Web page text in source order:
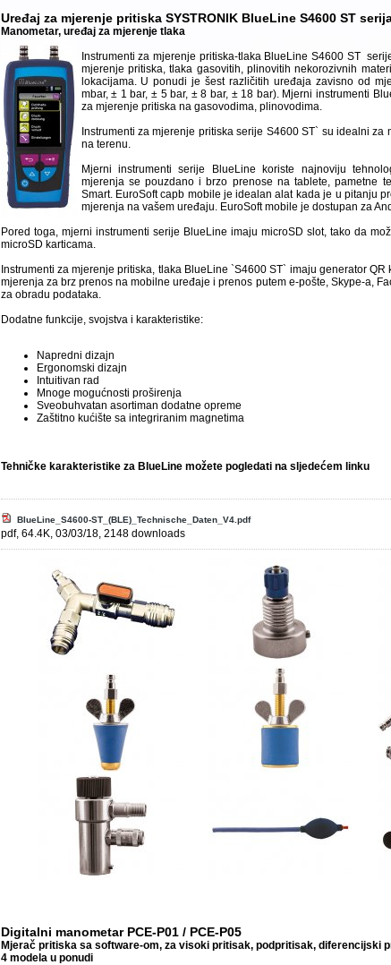
Uređaj za mjerenje pritiska SYSTRONIK BlueLine S4600 ST
Manometar, uređaj za mjerenje tlaka
Instrumenti za mjerenje pritiska-tlaka BlueLine S4600 ST
mjerenje pritiska, tlaka gasovitih, plinovitih nekorozivnih
lokacijama. U ponudi je šest različitih uređaja zavisno od
mbar, ± 1 bar, ± 5 bar, ± 8 bar, ± 18 bar). Mjerni instrumenti
za mjerenje pritiska na gasovodima, plinovodima.
Instrumenti za mjerenje pritiska serije S4600 ST` su idealni
na terenu.
Mjerni instrumenti serije BlueLine koriste najnoviju
mjerenja se pouzdano i brzo prenose na tablete, pametne
Smart. EuroSoft capb mobile je idealan alat kada je u pitanju
mjerenja na vašem uređaju. EuroSoft mobile je dostupan za
Pored toga, mjerni instrumenti serije BlueLine imaju microSD slot, tako da
microSD karticama.
Instrumenti za mjerenje pritiska, tlaka BlueLine `S4600 ST` imaju generator
mjerenja za brz prenos na mobilne uređaje i prenos putem e-pošte, Skype-a,
za obradu podataka.
Dodatne funkcije, svojstva i karakteristike:
Napredni dizajn
Ergonomski dizajn
Intuitivan rad
Mnoge mogućnosti proširenja
Sveobuhvatan asortiman dodatne opreme
Zaštitno kućište sa integriranim magnetima
Tehničke karakteristike za BlueLine možete pogledati na sljedećem linku
BlueLine_S4600-ST_(BLE)_Technische_Daten_V4.pdf
pdf, 64.4K, 03/03/18, 2148 downloads
Digitalni manometar PCE-P01 / PCE-P05
Mjerač pritiska sa software-om, za visoki pritisak, podpritisak, diferencijski
4 modela u ponudi